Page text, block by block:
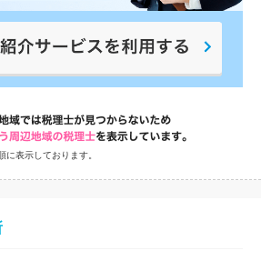
に表示しております。